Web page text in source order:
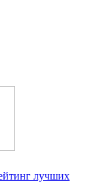
лучших